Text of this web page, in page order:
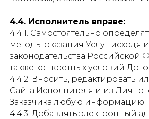
4.4. Исполнитель вправе:
4.4.1. Самостоятельно
методы оказания Услуг исходя
законодательства Российской
также конкретных условий
4.4.2. Вносить, редактировать
Сайта Исполнителя и из
Заказчика любую информацию
4.4.3. Добавлять электронный